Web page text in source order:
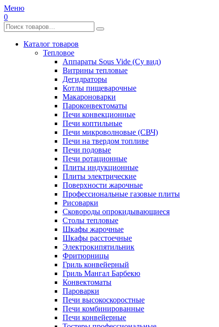
Меню
0
Каталог товаров
Тепловое
Аппараты Sous Vide (Су вид)
Витрины тепловые
Дегидраторы
Котлы пищеварочные
Макароноварки
Пароконвектоматы
Печи конвекционные
Печи коптильные
Печи микроволновые (СВЧ)
Печи на твердом топливе
Печи подовые
Печи ротационные
Плиты индукционные
Плиты электрические
Поверхности жарочные
Профессиональные газовые плиты
Рисоварки
Сковороды опрокидывающиеся
Столы тепловые
Шкафы жарочные
Шкафы расстоечные
Электрокипятильник
Фритюрницы
Гриль конвейерный
Гриль Мангал Барбекю
Конвектоматы
Пароварки
Печи высокоскоростные
Печи комбинированные
Печи конвейерные